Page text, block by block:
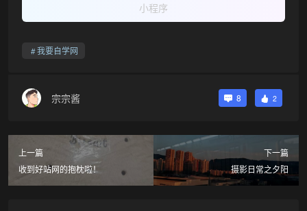
小程序
我要自学网
宗宗酱 8 2
上一篇
收到好站网的抱枕啦！
下一篇
摄影日常之夕阳